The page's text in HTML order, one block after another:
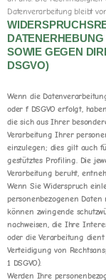
Datenverarbeitung bleibt
SOWIE GEGEN
DSGVO)
Wenn die
oder f DSGVO erfolgt,
die sich aus Ihrer
Verarbeitung Ihrer
einzulegen; dies gilt auch
gestütztes Profiling. Die
Verarbeitung beruht,
Wenn Sie Widerspruch
personenbezogenen
können zwingende
nachweisen, die Ihre
oder die Verarbeitung
Verteidigung von
1 DSGVO).
Werden Ihre